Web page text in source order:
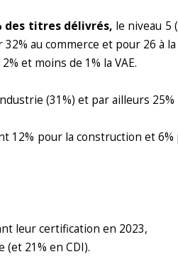
des titres délivrés, le niveau 5
au commerce et pour 26 à
et moins de 1% la VAE.
(31%) et par ailleurs
12% pour la construction et
leur certification en 2023,
(et 21% en CDI).